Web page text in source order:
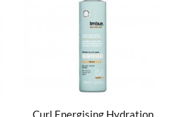
Curl Energising Hydration